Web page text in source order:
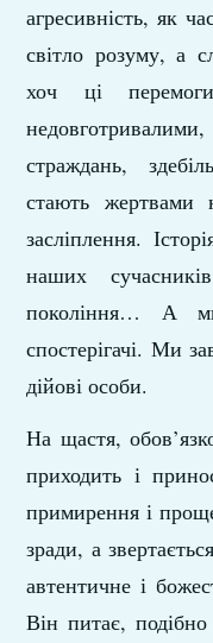
агресивність, як
світло розуму, а
хоч ці
страждань,
стають жертвами
засліплення.
наших
покоління… А
спостерігачі. Ми
дійові особи.
На щастя,
приходить і
примирення і
зради, а
автентичне і
Він питає,